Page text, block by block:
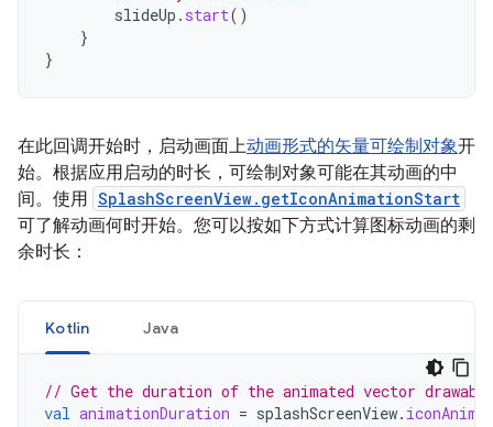
slideUp . start()
}
}
在此回调开始时，启动画面上动画形式的矢量可绘制对象开
始。根据应用启动的时长，可绘制对象可能在其动画的中
间。使用 SplashScreenView.getIconAnimationStart
可了解动画何时开始。您可以按如下方式计算图标动画的剩
余时长：
Kotlin Java
// Get the duration of the animated vector
val animationDuration = splashScreenView.